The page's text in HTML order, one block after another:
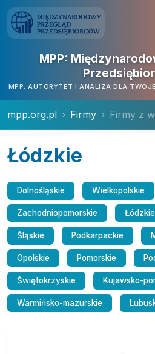
MPP:
MPP: AUTORYTET I ANALIZA DLA
mpp.org.pl Firmy Firmy z
Łódzkie
Dolnośląskie Wielkopolskie
Zachodniopomorskie Łódzkie
Śląskie Podkarpackie
Opolskie Pomorskie
Świętokrzyskie Kujawsko-
Warmińsko-mazurskie